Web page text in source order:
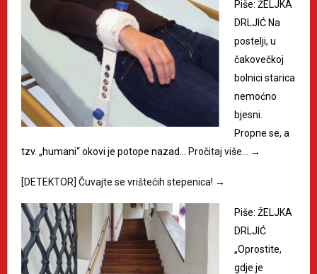
Piše: ŽELJKA
DRLJIĆ Na
postelji, u
čakovečkoj
bolnici starica
nemoćno
bjesni.
Propne se, a
tzv. „humani“ okovi je potope nazad… Pročitaj više… →
[DETEKTOR] Čuvajte se vrištećih stepenica! →
Piše: ŽELJKA
DRLJIĆ
„Oprostite,
gdje je